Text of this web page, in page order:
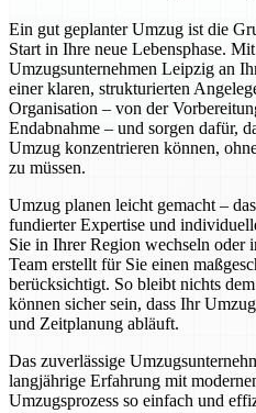
Ein gut geplanter Umzug ist die
Start in Ihre neue Lebensphase.
Umzugsunternehmen Leipzig an
einer klaren, strukturierten
Organisation – von der
Endabnahme – und sorgen dafür,
Umzug konzentrieren können,
zu müssen.
Umzug planen leicht gemacht –
fundierter Expertise und
Sie in Ihrer Region wechseln oder
Team erstellt für Sie einen
berücksichtigt. So bleibt nichts
können sicher sein, dass Ihr
und Zeitplanung abläuft.
Das zuverlässige
langjährige Erfahrung mit
Umzugsprozess so einfach und